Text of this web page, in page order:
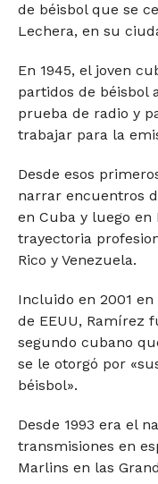
de béisbol que se
Lechera, en su
En 1945, el joven
partidos de béisbol
prueba de radio y
trabajar para la
Desde esos
narrar encuentros
en Cuba y luego en
trayectoria
Rico y Venezuela.
Incluido en 2001 en
de EEUU, Ramírez
segundo cubano
se le otorgó por
béisbol».
Desde 1993 era el
transmisiones en
Marlins en las